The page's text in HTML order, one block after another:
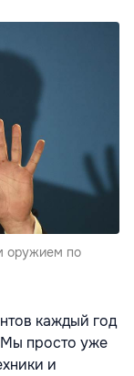
оружием по
каждый год
Мы просто уже
и